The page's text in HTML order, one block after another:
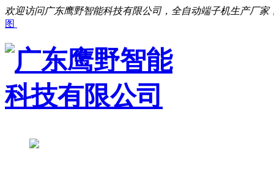
欢迎访问广东鹰野智能科技有限公司，全自动端子机生产厂家
图